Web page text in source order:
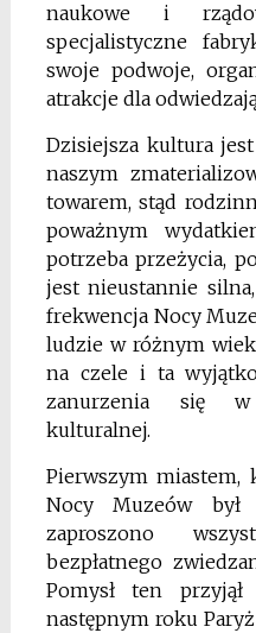
naukowe i
specjalistyczne
swoje podwoje,
atrakcje dla
Dzisiejsza kultura
naszym
towarem, stąd
poważnym
potrzeba przeżycia,
jest nieustannie
frekwencja Nocy
ludzie w różnym
na czele i ta
zanurzenia się
kulturalnej.
Pierwszym miastem,
Nocy Muzeów
zaproszono
bezpłatnego
Pomysł ten
następnym roku